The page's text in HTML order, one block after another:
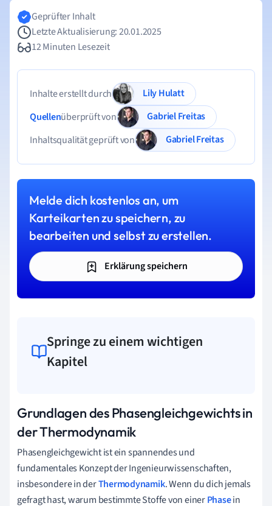
Geprüfter Inhalt
Letzte Aktualisierung: 20.01.2025
12 Minuten Lesezeit
Inhalte erstellt durch
Lily Hulatt
Quellenüberprüft von
Gabriel Freitas
Inhaltsqualität geprüft von
Gabriel Freitas
Melde dich kostenlos an, um
Karteikarten zu speichern, zu
bearbeiten und selbst zu erstellen.
Erklärung speichern
Springe zu einem wichtigen
Kapitel
Grundlagen des Phasengleichgewichts in
der Thermodynamik
Phasengleichgewicht ist ein spannendes und
fundamentales Konzept der Ingenieurwissenschaften,
insbesondere in derThermodynamik. Wenn du dich jemals
gefragt hast, warum bestimmte Stoffe von einerPhasein